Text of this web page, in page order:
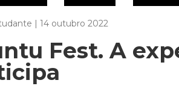
| 14 outubro 2022
Fest. A